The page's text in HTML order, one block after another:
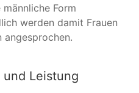
Form
werden damit Frauen
angesprochen.
Leistung